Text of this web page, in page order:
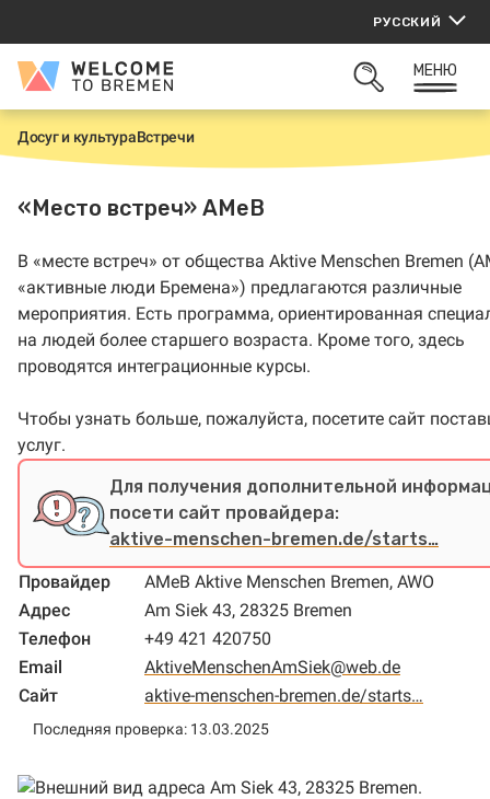
содержанию
РУССКИЙ
Welcome
ОТКРЫТЬ
МЕНЮ
Г
л
н
Досуг и культураВстречи
«Место встреч» AMeB
В «месте встреч» от общества Aktive Menschen Bremen
«активные люди Бремена») предлагаются различные
мероприятия. Есть программа, ориентированная
на людей более старшего возраста. Кроме того, здесь
проводятся интеграционные курсы.
Чтобы узнать больше, пожалуйста, посетите сайт
услуг.
Для получения дополнительной
посети сайт провайдера:
aktive-menschen-bremen.de/starts…
Провайдер
AMeB Aktive Menschen Bremen, AWO
Адрес
Am Siek 43, 28325 Bremen
Телефон
+49 421 420750
Email
AktiveMenschenAmSiek@web.de
Сайт
aktive-menschen-bremen.de/starts…
Последняя проверка: 13.03.2025